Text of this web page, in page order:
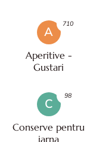
A
Aperitive -
Gustari
710
C
Conserve pentru
iarna
98